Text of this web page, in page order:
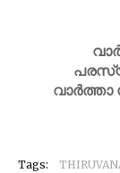
Tags: